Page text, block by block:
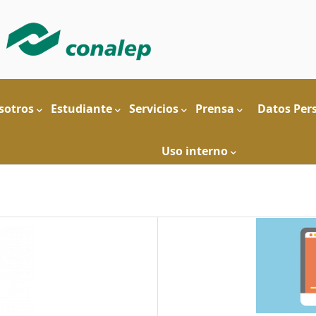
Estudiante Servicios Prensa Datos
Uso interno